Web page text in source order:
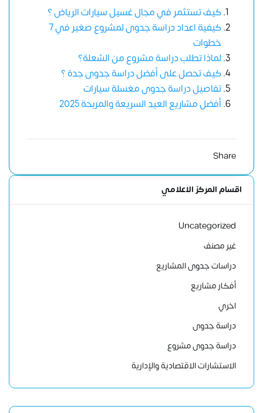
كيف تستثمر في مجال غسيل سيارات الرياض ؟
كيفية اعداد دراسة جدوى لمشروع صغير في 7
خطوات
لماذا تطلب دراسة مشروع من الشعلة؟
كيف تحصل على أفضل دراسة جدوى جدة ؟
تفاصيل دراسة جدوى مغسلة سيارات
أفضل مشاريع العيد السريعة والمربحة 2025
Share
اقسام المركز الاعلامي
Uncategorized
غير مصنف
دراسات جدوى المشاريع
أفكار مشاريع
اخري
دراسة جدوى
دراسة جدوى مشروع
الاستشارات الاقتصادية والإدارية